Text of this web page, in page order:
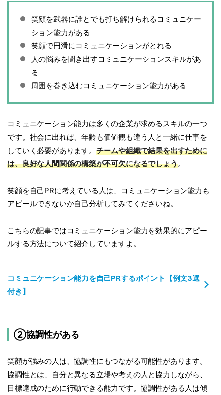
笑顔を武器に誰とでも打ち解けられるコミュニケー
ション能力がある
笑顔で円滑にコミュニケーションがとれる
人の悩みを聞き出すコミュニケーションスキルがあ
る
周囲を巻き込むコミュニケーション能力がある
コミュニケーション能力は多くの企業が求めるスキルの一つ
です。社会に出れば、年齢も価値観も違う人と一緒に仕事を
していく必要があります。 チームや組織で結果を出すために
は、良好な人間関係の構築が不可欠になるでしょう。
笑顔を自己PRに考えている人は、コミュニケーション能力も
アピールできないか自己分析してみてくださいね。
こちらの記事ではコミュニケーション能力を効果的にアピー
ルする方法について紹介していますよ。
コミュニケーション能力を自己PRするポイント【例文3選
付き】
②協調性がある
笑顔が強みの人は、協調性にもつながる可能性があります。
協調性とは、自分と異なる立場や考えの人と協力しながら、
目標達成のために行動できる能力です。協調性がある人は傾